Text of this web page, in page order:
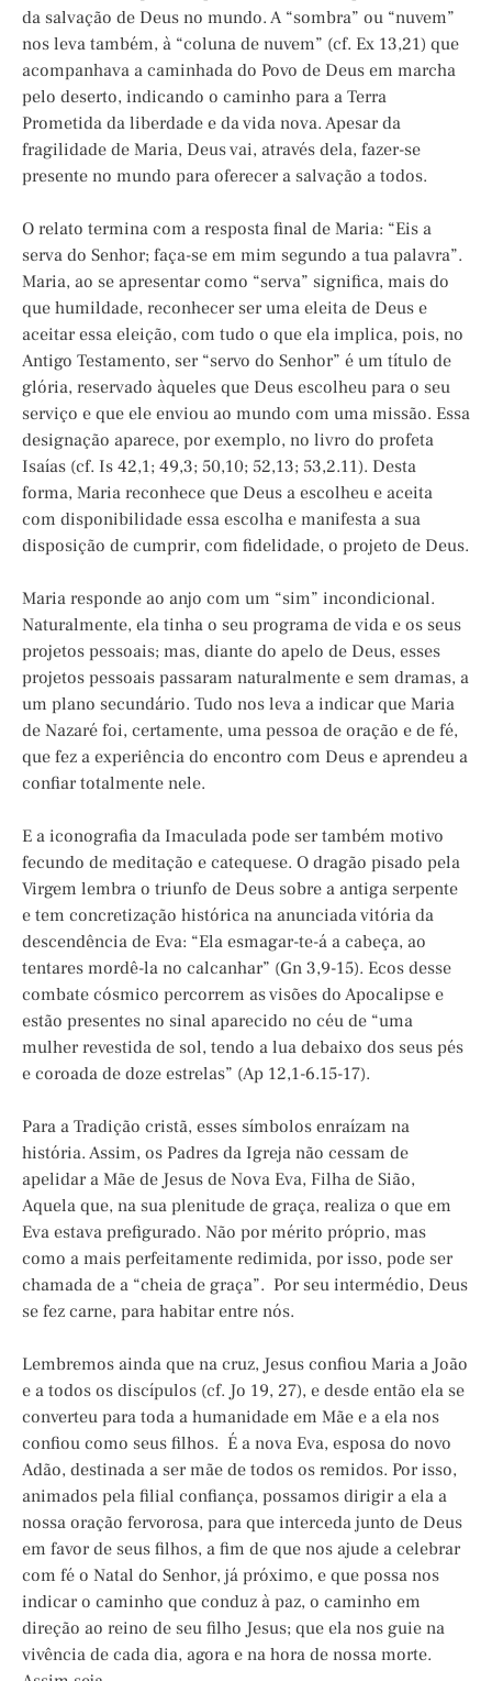
da salvação de Deus no mundo. A “sombra” ou “nuvem”
nos leva também, à “coluna de nuvem” (cf. Ex 13,21) que
acompanhava a caminhada do Povo de Deus em marcha
pelo deserto, indicando o caminho para a Terra
Prometida da liberdade e da vida nova. Apesar da
fragilidade de Maria, Deus vai, através dela, fazer-se
presente no mundo para oferecer a salvação a todos.
O relato termina com a resposta final de Maria: “Eis a
serva do Senhor; faça-se em mim segundo a tua palavra”.
Maria, ao se apresentar como “serva” significa, mais do
que humildade, reconhecer ser uma eleita de Deus e
aceitar essa eleição, com tudo o que ela implica, pois, no
Antigo Testamento, ser “servo do Senhor” é um título de
glória, reservado àqueles que Deus escolheu para o seu
serviço e que ele enviou ao mundo com uma missão. Essa
designação aparece, por exemplo, no livro do profeta
Isaías (cf. Is 42,1; 49,3; 50,10; 52,13; 53,2.11). Desta
forma, Maria reconhece que Deus a escolheu e aceita
com disponibilidade essa escolha e manifesta a sua
disposição de cumprir, com fidelidade, o projeto de Deus.
Maria responde ao anjo com um “sim” incondicional.
Naturalmente, ela tinha o seu programa de vida e os seus
projetos pessoais; mas, diante do apelo de Deus, esses
projetos pessoais passaram naturalmente e sem dramas, a
um plano secundário. Tudo nos leva a indicar que Maria
de Nazaré foi, certamente, uma pessoa de oração e de fé,
que fez a experiência do encontro com Deus e aprendeu a
confiar totalmente nele.
E a iconografia da Imaculada pode ser também motivo
fecundo de meditação e catequese. O dragão pisado pela
Virgem lembra o triunfo de Deus sobre a antiga serpente
e tem concretização histórica na anunciada vitória da
descendência de Eva: “Ela esmagar-te-á a cabeça, ao
tentares mordê-la no calcanhar” (Gn 3,9-15). Ecos desse
combate cósmico percorrem as visões do Apocalipse e
estão presentes no sinal aparecido no céu de “uma
mulher revestida de sol, tendo a lua debaixo dos seus pés
e coroada de doze estrelas” (Ap 12,1-6.15-17).
Para a Tradição cristã, esses símbolos enraízam na
história. Assim, os Padres da Igreja não cessam de
apelidar a Mãe de Jesus de Nova Eva, Filha de Sião,
Aquela que, na sua plenitude de graça, realiza o que em
Eva estava prefigurado. Não por mérito próprio, mas
como a mais perfeitamente redimida, por isso, pode ser
chamada de a “cheia de graça”. Por seu intermédio, Deus
se fez carne, para habitar entre nós.
Lembremos ainda que na cruz, Jesus confiou Maria a João
e a todos os discípulos (cf. Jo 19, 27), e desde então ela se
converteu para toda a humanidade em Mãe e a ela nos
confiou como seus filhos. É a nova Eva, esposa do novo
Adão, destinada a ser mãe de todos os remidos. Por isso,
animados pela filial confiança, possamos dirigir a ela a
nossa oração fervorosa, para que interceda junto de Deus
em favor de seus filhos, a fim de que nos ajude a celebrar
com fé o Natal do Senhor, já próximo, e que possa nos
indicar o caminho que conduz à paz, o caminho em
direção ao reino de seu filho Jesus; que ela nos guie na
vivência de cada dia, agora e na hora de nossa morte.